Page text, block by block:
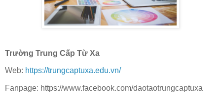
Trường Trung Cấp Từ Xa
Web: https://trungcaptuxa.edu.vn/
Fanpage: https://www.facebook.com/daotaotrungcaptuxa